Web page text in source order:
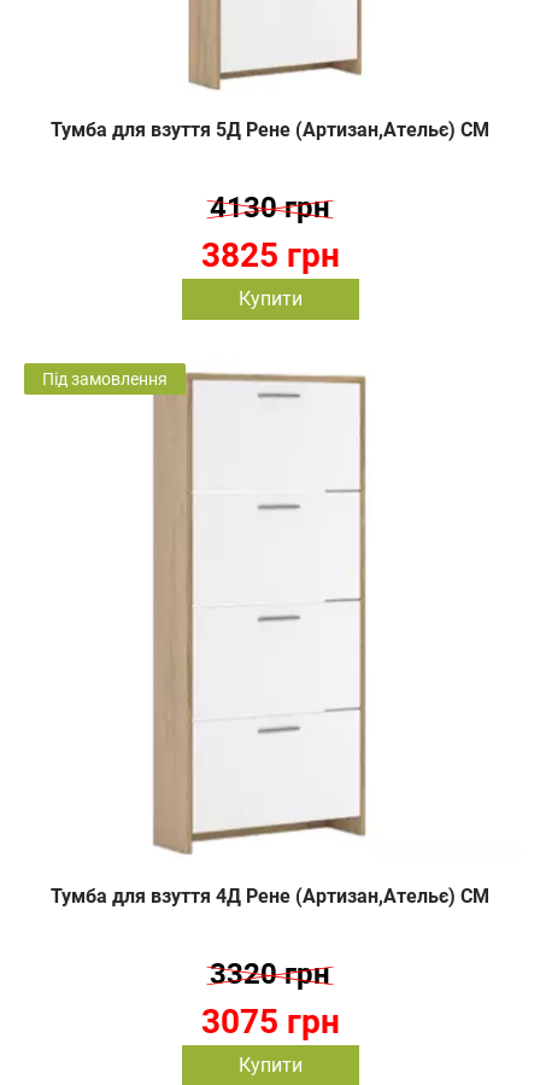
Тумба для взуття 5Д Рене (Артизан,Ательє) СМ
3825 грн
4130 грн
Купити
Під замовлення
Тумба для взуття 4Д Рене (Артизан,Ательє) СМ
3075 грн
3320 грн
Купити